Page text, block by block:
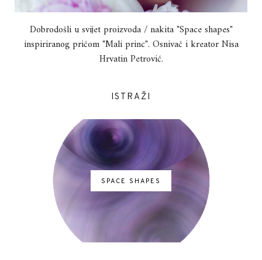
Dobrodošli u svijet proizvoda / nakita "Space shapes"
inspiriranog pričom "Mali princ". Osnivač i kreator Nisa
Hrvatin Petrović.
ISTRAŽI
SPACE SHAPES